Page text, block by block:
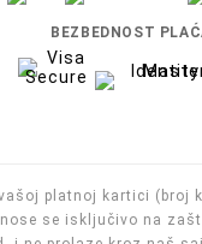
BEZBEDNOST
platnoj kartici (broj
se isključivo na